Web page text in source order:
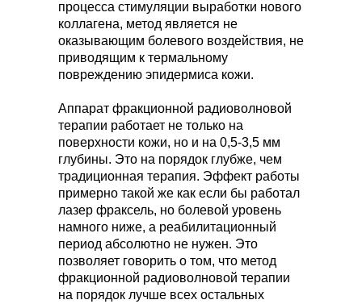
процесса стимуляции выработки нового
коллагена, метод является не
оказывающим болевого воздействия, не
приводящим к термальному
повреждению эпидермиса кожи.
Аппарат фракционной радиоволновой
терапии работает не только на
поверхности кожи, но и на 0,5-3,5 мм
глубины. Это на порядок глубже, чем
традиционная терапия. Эффект работы
примерно такой же как если бы работал
лазер фраксель, но болевой уровень
намного ниже, а реабилитационный
период абсолютно не нужен. Это
позволяет говорить о том, что метод
фракционной радиоволновой терапии
на порядок лучше всех остальных